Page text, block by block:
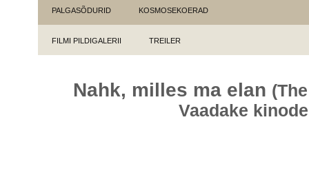
PALGASÕDURID KOSMOSEKOERAD
FILMI PILDIGALERII TREILER
Nahk, milles ma elan
Vaadake